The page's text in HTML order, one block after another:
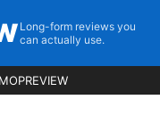
Long-form reviews you
can actually use.